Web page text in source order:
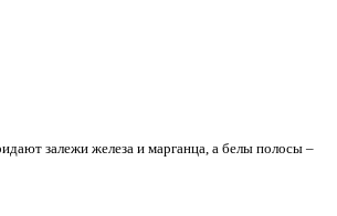
Новая Земля интересное место,